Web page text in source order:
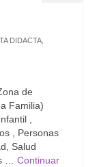
DIDACTA
de
Familia)
,
, Personas
Salud
… Continuar